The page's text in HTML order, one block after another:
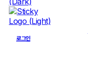
로그인